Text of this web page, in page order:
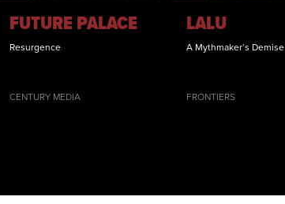
FUTURE PALACE
Resurgence
CENTURY MEDIA
LALU
A Mythmaker’s Demise
FRONTIERS